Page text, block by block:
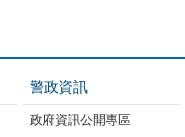
警政資訊
政府資訊公開專區